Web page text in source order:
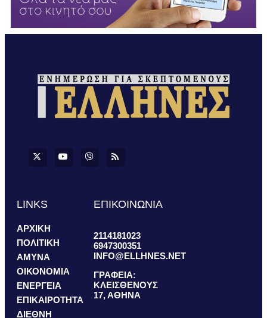
LINKS
ΑΡΧΙΚΗ
ΠΟΛΙΤΙΚΗ
ΑΜΥΝΑ
ΟΙΚΟΝΟΜΙΑ
ΕΝΕΡΓΕΙΑ
ΕΠΙΚΑΙΡΟΤΗΤΑ
ΔΙΕΘΝΗ
ΕΠΙΚΟΙΝΩΝΙΑ
2114181023
6947300351
INFO@ELLHNES.NET
ΓΡΑΦΕΙΑ:
ΚΛΕΙΣΘΕΝΟΥΣ
17, ΑΘΗΝΑ